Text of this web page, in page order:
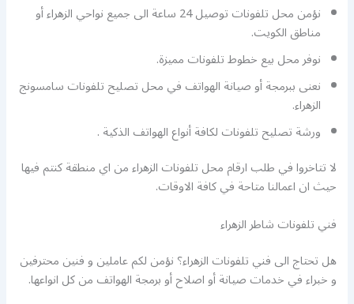
نؤمن محل تلفونات توصيل 24 ساعة الى جميع نواحي الزهراء أو
مناطق الكويت.
نوفر محل بيع خطوط تلفونات مميزة.
نعنى ببرمجة أو صيانة الهواتف في محل تصليح تلفونات سامسونج
الزهراء.
ورشة تصليح تلفونات لكافة أنواع الهواتف الذكية .
لا تتاخروا في طلب ارقام محل تلفونات الزهراء من اي منطقة كنتم فيها
حيث ان اعمالنا متاحة في كافة الاوقات.
فني تلفونات شاطر الزهراء
هل تحتاج الى فني تلفونات الزهراء؟ نؤمن لكم عاملين و فنين محترفين
و خبراء في خدمات صيانة أو اصلاح أو برمجة الهواتف من كل انواعها.